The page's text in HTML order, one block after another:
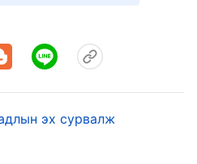
ажил нь аюулд орно
эх сурвалж